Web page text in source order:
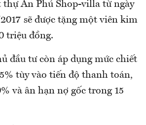
thự An Phú Shop-villa từ ngày
sẽ được tặng một viên kim
triệu đồng.
đầu tư còn áp dụng mức chiết
tùy vào tiến độ thanh toán,
và ân hạn nợ gốc trong 15